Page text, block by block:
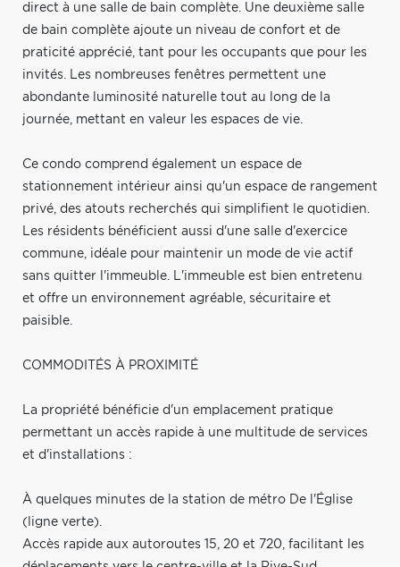
direct à une salle de bain complète. Une deuxième salle
de bain complète ajoute un niveau de confort et de
praticité apprécié, tant pour les occupants que pour les
invités. Les nombreuses fenêtres permettent une
abondante luminosité naturelle tout au long de la
journée, mettant en valeur les espaces de vie.
Ce condo comprend également un espace de
stationnement intérieur ainsi qu'un espace de rangement
privé, des atouts recherchés qui simplifient le quotidien.
Les résidents bénéficient aussi d'une salle d'exercice
commune, idéale pour maintenir un mode de vie actif
sans quitter l'immeuble. L'immeuble est bien entretenu
et offre un environnement agréable, sécuritaire et
paisible.
COMMODITÉS À PROXIMITÉ
La propriété bénéficie d'un emplacement pratique
permettant un accès rapide à une multitude de services
et d'installations :
À quelques minutes de la station de métro De l'Église
(ligne verte).
Accès rapide aux autoroutes 15, 20 et 720, facilitant les